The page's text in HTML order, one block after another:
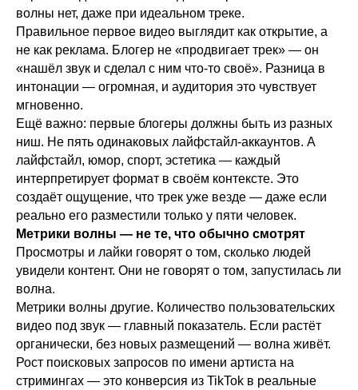
волны нет, даже при идеальном треке.
Правильное первое видео выглядит как открытие, а
не как реклама. Блогер не «продвигает трек» — он
«нашёл звук и сделал с ним что-то своё». Разница в
интонации — огромная, и аудитория это чувствует
мгновенно.
Ещё важно: первые блогеры должны быть из разных
ниш. Не пять одинаковых лайфстайл-аккаунтов. А
лайфстайл, юмор, спорт, эстетика — каждый
интерпретирует формат в своём контексте. Это
создаёт ощущение, что трек уже везде — даже если
реально его разместили только у пяти человек.
Метрики волны — не те, что обычно смотрят
Просмотры и лайки говорят о том, сколько людей
увидели контент. Они не говорят о том, запустилась ли
волна.
Метрики волны другие. Количество пользовательских
видео под звук — главный показатель. Если растёт
органически, без новых размещений — волна живёт.
Рост поисковых запросов по имени артиста на
стримингах — это конверсия из TikTok в реальные
Хочешь, чтобы
твою музыку
услышали тысячи?
Мы сделаем так,
чтобы
её полюбили
миллионы!
Напишите нам в Telegram, чтобы мы